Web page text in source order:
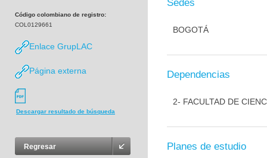
Código colombiano de registro:
COL0129661
Enlace GrupLAC
Página externa
Descargar resultado de búsqueda
Regresar
Sedes
BOGOTÁ
Dependencias
2- FACULTAD DE
Planes de estudio